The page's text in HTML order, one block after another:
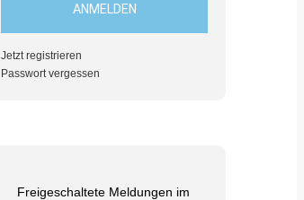
Jetzt registrieren
Passwort vergessen
Freigeschaltete Meldungen im